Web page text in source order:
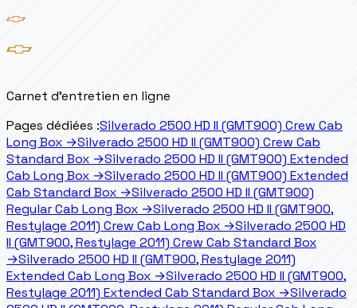
Carnet d'entretien en ligne
Pages dédiées :Silverado 2500 HD II (GMT900) Crew Cab
Long Box →Silverado 2500 HD II (GMT900) Crew Cab
Standard Box →Silverado 2500 HD II (GMT900) Extended
Cab Long Box →Silverado 2500 HD II (GMT900) Extended
Cab Standard Box →Silverado 2500 HD II (GMT900)
Regular Cab Long Box →Silverado 2500 HD II (GMT900,
Restylage 2011) Crew Cab Long Box →Silverado 2500 HD
II (GMT900, Restylage 2011) Crew Cab Standard Box
→Silverado 2500 HD II (GMT900, Restylage 2011)
Extended Cab Long Box →Silverado 2500 HD II (GMT900,
Restylage 2011) Extended Cab Standard Box →Silverado